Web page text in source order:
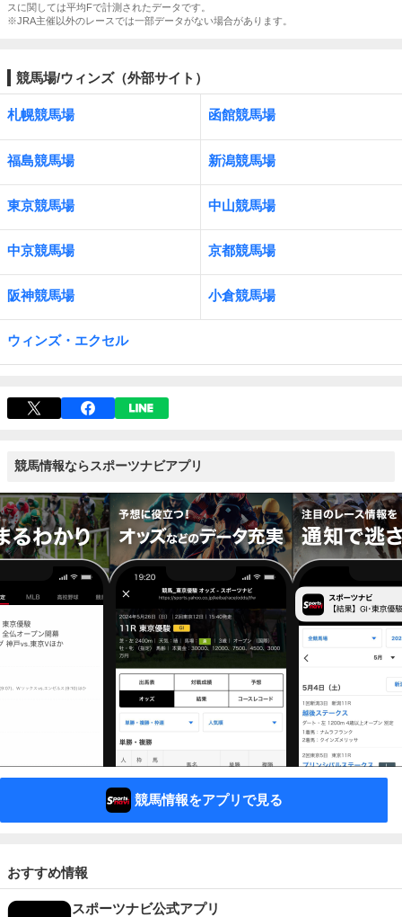
スに関しては平均Fで計測されたデータです。
※JRA主催以外のレースでは一部データがない場合があります。
競馬場/ウィンズ（外部サイト）
札幌競馬場 函館競馬場
福島競馬場 新潟競馬場
東京競馬場 中山競馬場
中京競馬場 京都競馬場
阪神競馬場 小倉競馬場
ウィンズ・エクセル
競馬情報ならスポーツナビアプリ
競馬情報をアプリで見る
おすすめ情報
スポーツナビ公式アプリ